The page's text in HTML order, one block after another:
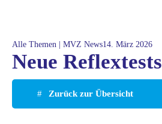
Alle Themen MVZ News14. März 2026
Neue Reflextests
Zurück zur Übersicht